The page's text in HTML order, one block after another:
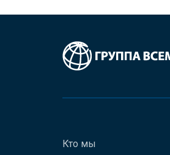
Кто мы